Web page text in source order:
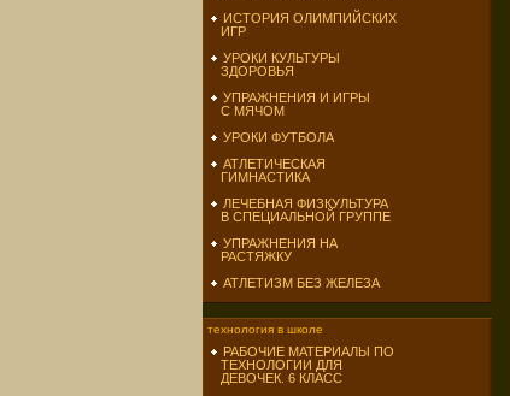
ИСТОРИЯ ОЛИМПИЙСКИХ
ИГР
УРОКИ КУЛЬТУРЫ
ЗДОРОВЬЯ
УПРАЖНЕНИЯ И ИГРЫ
С МЯЧОМ
УРОКИ ФУТБОЛА
АТЛЕТИЧЕСКАЯ
ГИМНАСТИКА
ЛЕЧЕБНАЯ ФИЗКУЛЬТУРА
В СПЕЦИАЛЬНОЙ ГРУППЕ
УПРАЖНЕНИЯ НА
РАСТЯЖКУ
АТЛЕТИЗМ БЕЗ ЖЕЛЕЗА
технология в школе
РАБОЧИЕ МАТЕРИАЛЫ ПО
ТЕХНОЛОГИИ ДЛЯ
ДЕВОЧЕК. 6 КЛАСС